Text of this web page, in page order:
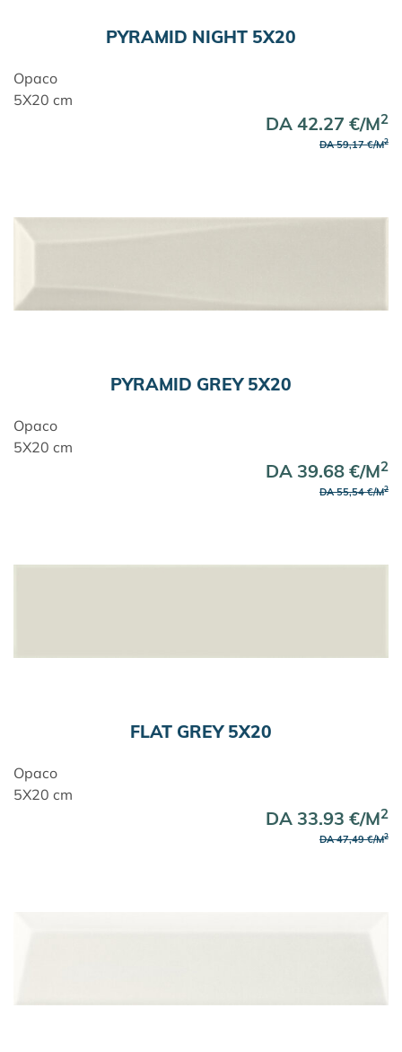
PYRAMID NIGHT 5X20
Opaco
5X20 cm
DA 42.27 €/M2
DA 59,17 €/M2
PYRAMID GREY 5X20
Opaco
5X20 cm
DA 39.68 €/M2
DA 55,54 €/M2
FLAT GREY 5X20
Opaco
5X20 cm
DA 33.93 €/M2
DA 47,49 €/M2